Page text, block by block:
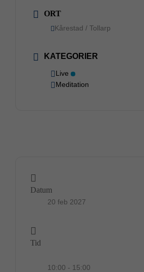
ORT
Kårestad / Tollarp
KATEGORIER
Live
Meditation
Datum
20 feb 2027
Tid
10:00 - 15:00